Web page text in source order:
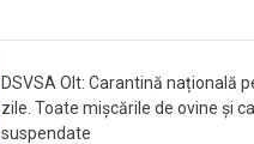
DSVSA Olt: Carantină națională
zile. Toate mișcările de ovine și
suspendate